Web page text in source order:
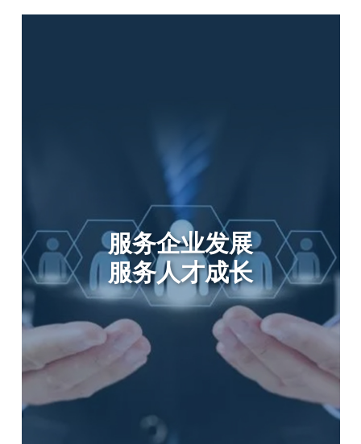
服务企业发展
服务人才成长